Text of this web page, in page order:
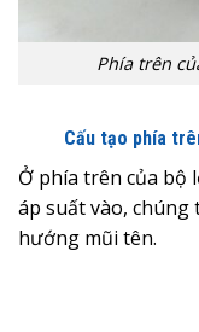
Phía trên
Cấu tạo phía
Ở phía trên của bộ
áp suất vào, chúng
hướng mũi tên.